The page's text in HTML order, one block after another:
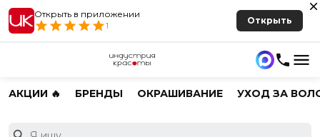
Открыть в приложении
1
Открыть
АКЦИИ 🔥 БРЕНДЫ ОКРАШИВАНИЕ УХОД ЗА